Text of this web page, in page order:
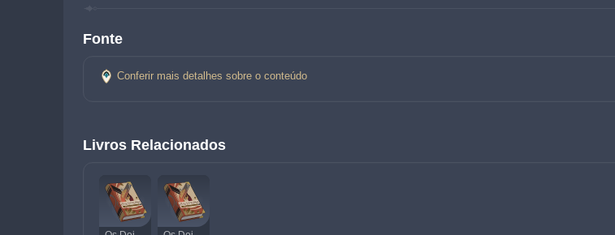
Fonte
Conferir mais detalhes sobre o conteúdo
Livros Relacionados